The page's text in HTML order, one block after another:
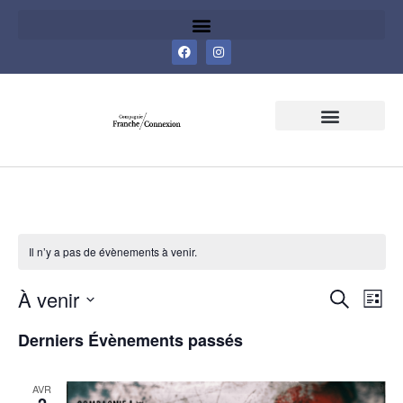
Il n’y a pas de évènements à venir.
Recherche
Liste
À venir
une
date.
Derniers Évènements passés
AVR